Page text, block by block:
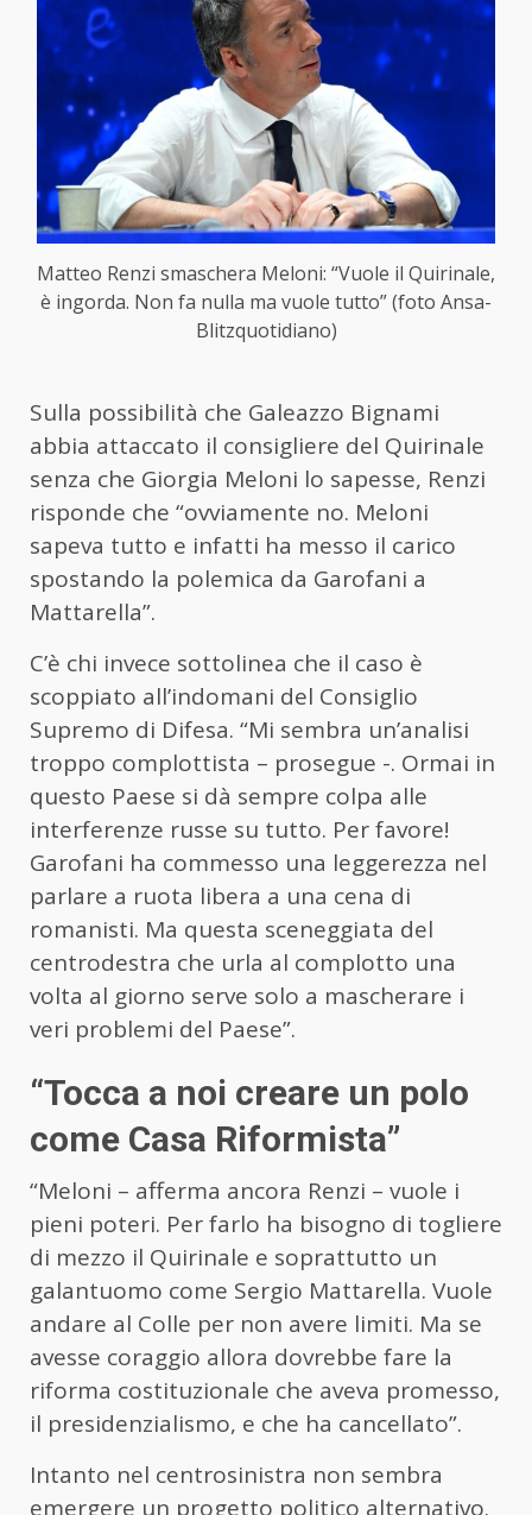
Matteo Renzi smaschera Meloni: “Vuole il Quirinale,
è ingorda. Non fa nulla ma vuole tutto” (foto Ansa-
Blitzquotidiano)
Sulla possibilità che Galeazzo Bignami
abbia attaccato il consigliere del Quirinale
senza che Giorgia Meloni lo sapesse, Renzi
risponde che “ovviamente no. Meloni
sapeva tutto e infatti ha messo il carico
spostando la polemica da Garofani a
Mattarella”.
C’è chi invece sottolinea che il caso è
scoppiato all’indomani del Consiglio
Supremo di Difesa. “Mi sembra un’analisi
troppo complottista – prosegue -. Ormai in
questo Paese si dà sempre colpa alle
interferenze russe su tutto. Per favore!
Garofani ha commesso una leggerezza nel
parlare a ruota libera a una cena di
romanisti. Ma questa sceneggiata del
centrodestra che urla al complotto una
volta al giorno serve solo a mascherare i
veri problemi del Paese”.
“Tocca a noi creare un polo
come Casa Riformista”
“Meloni – afferma ancora Renzi – vuole i
pieni poteri. Per farlo ha bisogno di togliere
di mezzo il Quirinale e soprattutto un
galantuomo come Sergio Mattarella. Vuole
andare al Colle per non avere limiti. Ma se
avesse coraggio allora dovrebbe fare la
riforma costituzionale che aveva promesso,
il presidenzialismo, e che ha cancellato”.
Intanto nel centrosinistra non sembra
emergere un progetto politico alternativo.